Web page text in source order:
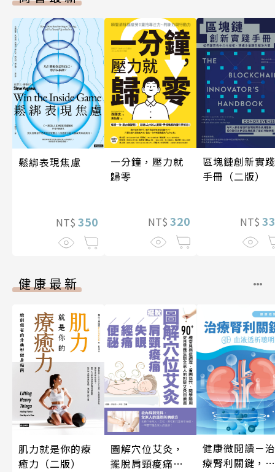
鬆綁表現焦慮
NT$ 350
一分鐘，壓力就
歸零
NT$ 320
區塊鏈創新實踐
手冊（二版）
NT$
健康最新
肌力就是你的療
癒力（二版）
圖解穴位艾灸，
擺脫肩頸痠痛、
健康微閱讀－治
療腎利關鍵，血